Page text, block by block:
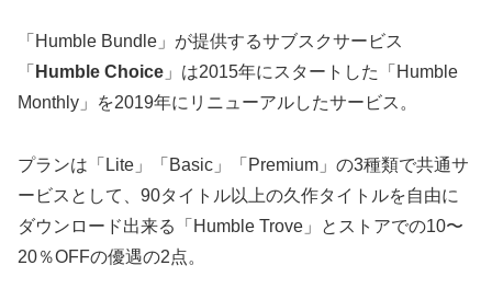
「Humble Bundle」が提供するサブスクサービス
「 Humble Choice 」は2015年にスタートした「Humble
Monthly」を2019年にリニューアルしたサービス。
プランは「Lite」「Basic」「Premium」の3種類で共通サ
ービスとして、90タイトル以上の久作タイトルを自由に
ダウンロード出来る「Humble Trove」とストアでの10〜
20％OFFの優遇の2点。